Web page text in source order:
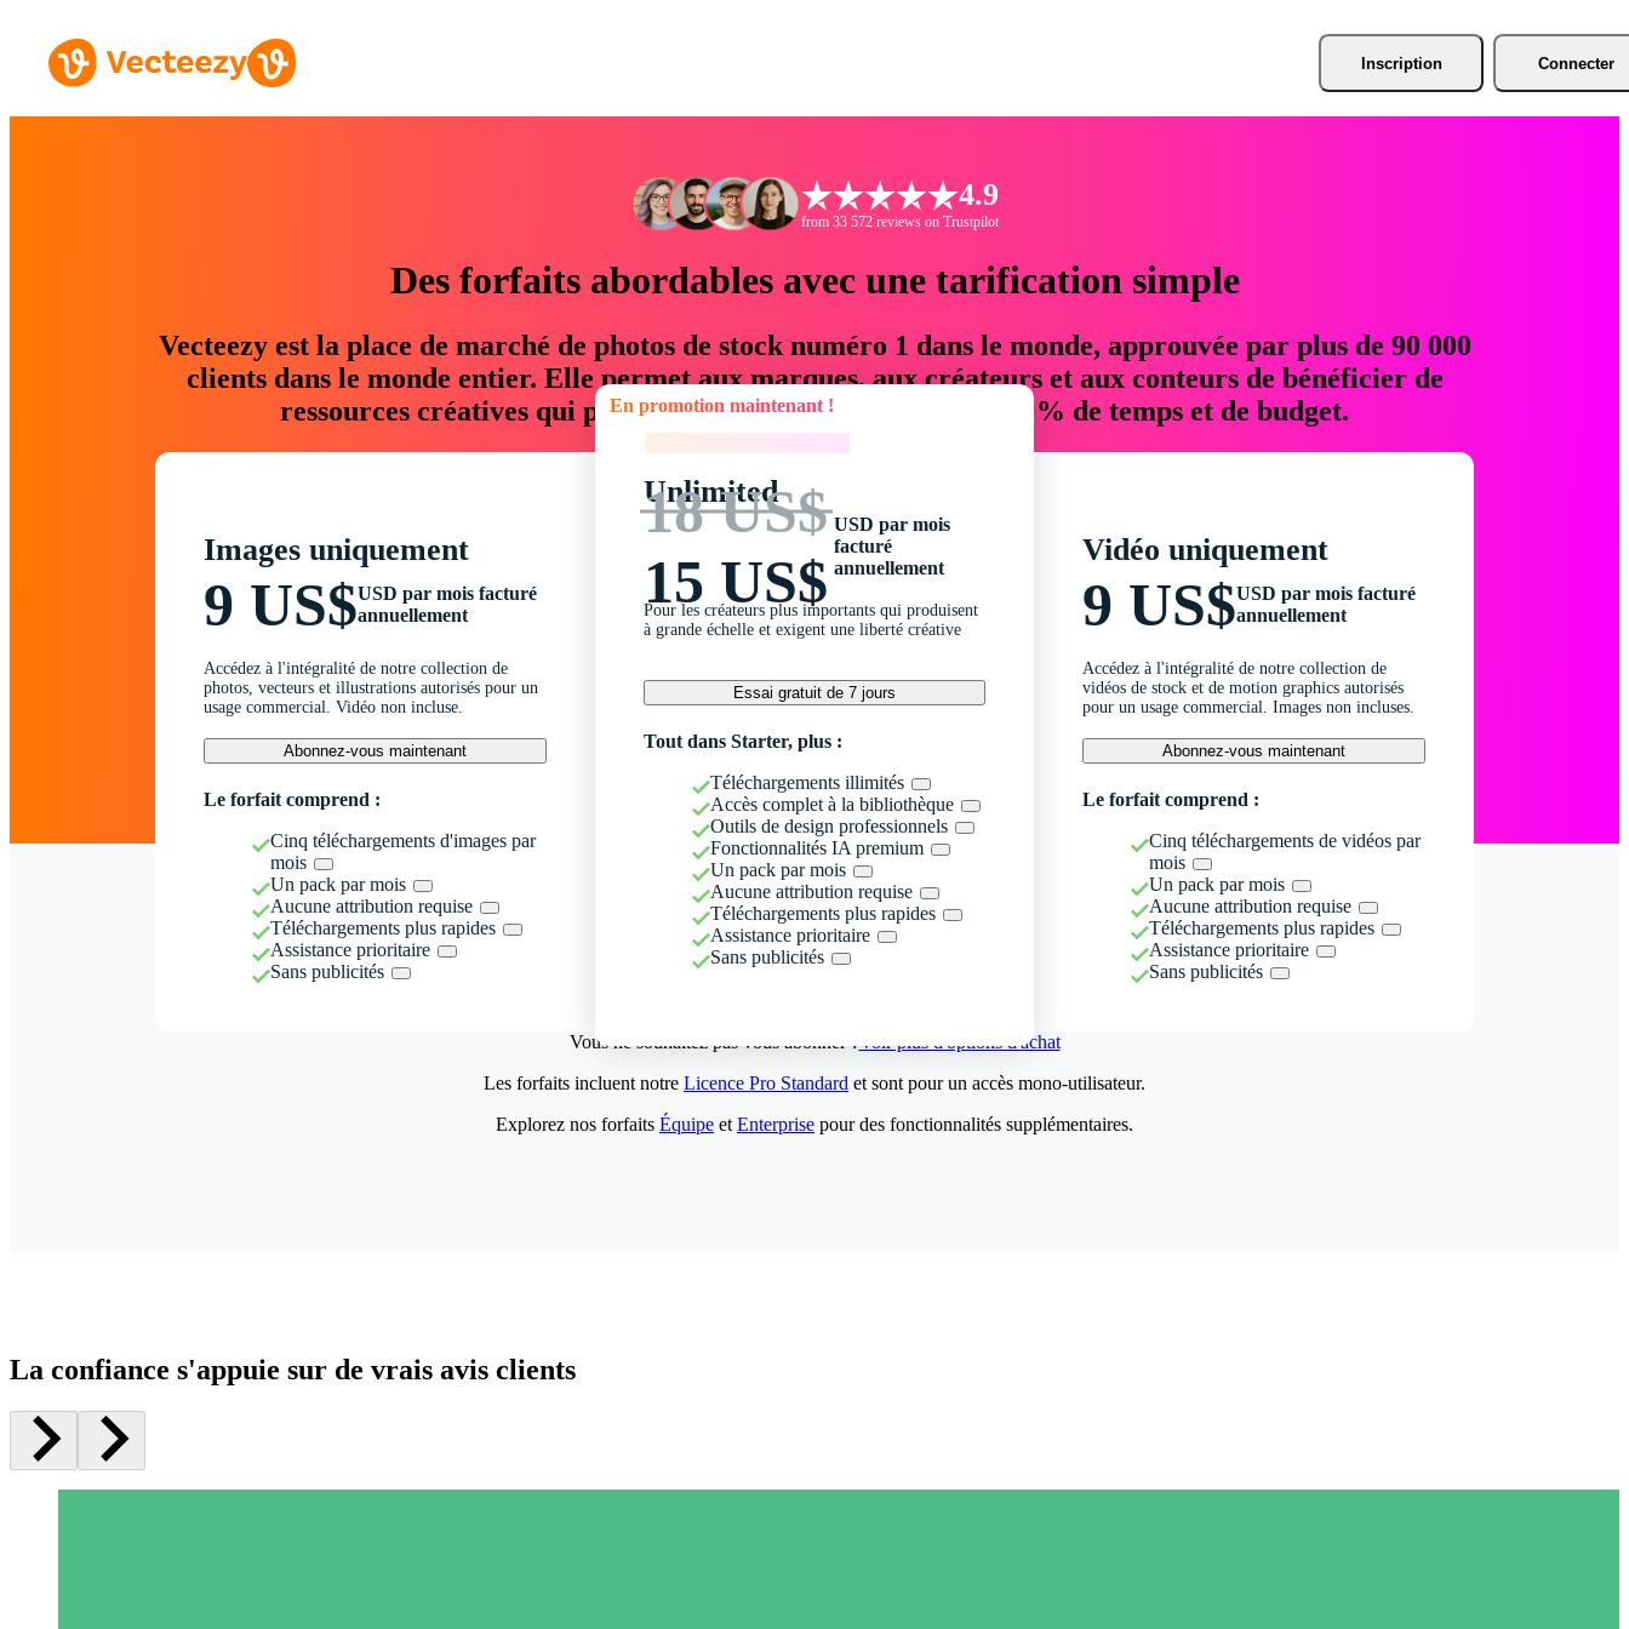
Inscription Connecter
4.9
from 33 572 reviews on Trustpilot
Des forfaits abordables avec une tarification simple
Vecteezy est la place de marché de photos de stock numéro 1 dans le monde, approuvée par plus de 90 000
clients dans le monde entier. Elle permet aux marques, aux créateurs et aux conteurs de bénéficier de
ressources créatives qui permettent d'économiser jusqu'à 76 % de temps et de budget.
Images uniquement
9 US$USD par mois facturé
annuellement
Accédez à l'intégralité de notre collection de
photos, vecteurs et illustrations autorisés pour un
usage commercial. Vidéo non incluse.
Abonnez-vous maintenant
Le forfait comprend :
Cinq téléchargements d'images par
mois
Un pack par mois
Aucune attribution requise
Téléchargements plus rapides
Assistance prioritaire
Sans publicités
En promotion maintenant !
Unlimited
18 US$
15 US$
USD par mois
facturé
annuellement
Pour les créateurs plus importants qui produisent
à grande échelle et exigent une liberté créative
Essai gratuit de 7 jours
Tout dans Starter, plus :
Téléchargements illimités
Accès complet à la bibliothèque
Outils de design professionnels
Fonctionnalités IA premium
Un pack par mois
Aucune attribution requise
Téléchargements plus rapides
Assistance prioritaire
Sans publicités
Vidéo uniquement
9 US$USD par mois facturé
annuellement
Accédez à l'intégralité de notre collection de
vidéos de stock et de motion graphics autorisés
pour un usage commercial. Images non incluses.
Abonnez-vous maintenant
Le forfait comprend :
Cinq téléchargements de vidéos par
mois
Un pack par mois
Aucune attribution requise
Téléchargements plus rapides
Assistance prioritaire
Sans publicités
Vous ne souhaitez pas vous abonner ?Voir plus d'options d'achat
Les forfaits incluent notre Licence Pro Standard et sont pour un accès mono-utilisateur.
Explorez nos forfaits Équipe et Enterprise pour des fonctionnalités supplémentaires.
La confiance s'appuie sur de vrais avis clients